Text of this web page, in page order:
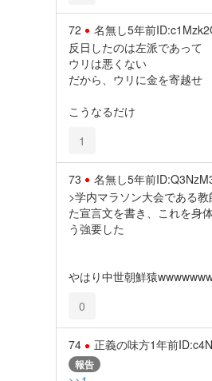
72 名無し5年前
反日したのは左派であって
ウリは悪くない
だから、ウリに金を寄越せ
こうなるだけ
1
73 名無し5年前
>学内マラソン大会である
た宣言文を書き、これを身
う強要した
やはり中世朝鮮猿
0
74 正義の味方1年前
報告